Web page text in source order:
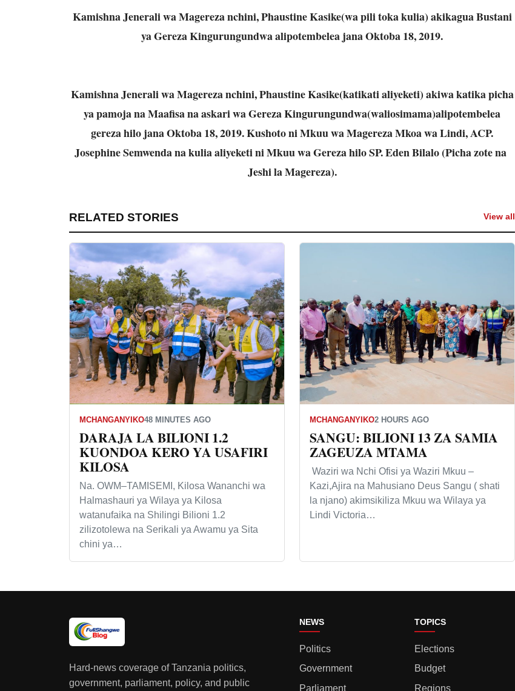
Kamishna Jenerali wa Magereza nchini, Phaustine Kasike(wa pili toka kulia) akikagua Bustani
ya Gereza Kingurungundwa alipotembelea jana Oktoba 18, 2019.
Kamishna Jenerali wa Magereza nchini, Phaustine Kasike(katikati aliyeketi) akiwa katika picha
ya pamoja na Maafisa na askari wa Gereza Kingurungundwa(waliosimama)alipotembelea
gereza hilo jana Oktoba 18, 2019. Kushoto ni Mkuu wa Magereza Mkoa wa Lindi, ACP.
Josephine Semwenda na kulia aliyeketi ni Mkuu wa Gereza hilo SP. Eden Bilalo (Picha zote na
Jeshi la Magereza).
RELATED STORIES View all
MCHANGANYIKO48 MINUTES AGO
DARAJA LA BILIONI 1.2
KUONDOA KERO YA USAFIRI
KILOSA
Na. OWM–TAMISEMI, Kilosa Wananchi wa
Halmashauri ya Wilaya ya Kilosa
watanufaika na Shilingi Bilioni 1.2
zilizotolewa na Serikali ya Awamu ya Sita
chini ya…
MCHANGANYIKO2 HOURS AGO
SANGU: BILIONI 13 ZA SAMIA
ZAGEUZA MTAMA
Waziri wa Nchi Ofisi ya Waziri Mkuu –
Kazi,Ajira na Mahusiano Deus Sangu ( shati
la njano) akimsikiliza Mkuu wa Wilaya ya
Lindi Victoria…
Hard-news coverage of Tanzania politics,
government, parliament, policy, and public
NEWS
Politics
Government
Parliament
TOPICS
Elections
Budget
Regions